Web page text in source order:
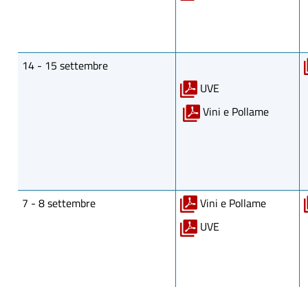
14 - 15 settembre
UVE
Vini e Pollame
7 - 8 settembre
Vini e Pollame
UVE